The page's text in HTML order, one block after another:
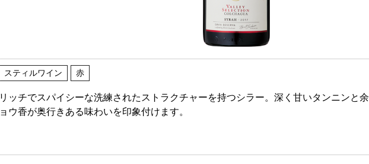
スティルワイン 赤
リッチでスパイシーな洗練されたストラクチャーを持つシラー。深く甘いタンニンと
ョウ香が奥行きある味わいを印象付けます。